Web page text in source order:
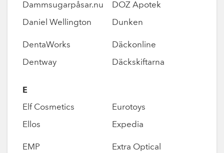
Dammsugarpåsar.nu
Daniel Wellington
DOZ Apotek
Dunken
DentaWorks
Dentway
Däckonline
Däckskiftarna
E
Elf Cosmetics
Ellos
Eurotoys
Expedia
EMP Extra Optical